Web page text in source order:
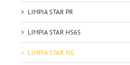
LIMPIA STAR PR
LIMPIA STAR HS65
LIMPIA STAR NG